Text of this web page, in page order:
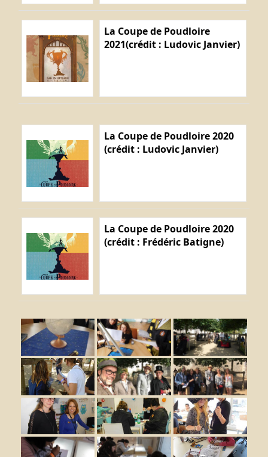
La Coupe de Poudloire
2021(crédit : Ludovic Janvier)
La Coupe de Poudloire 2020
(crédit : Ludovic Janvier)
La Coupe de Poudloire 2020
(crédit : Frédéric Batigne)